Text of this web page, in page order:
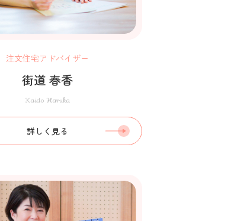
注文住宅アドバイザー
街道 春香
Kaido Haruka
詳しく見る